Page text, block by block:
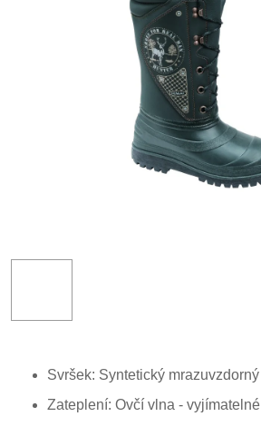
Svršek: Syntetický mrazuvzdorný
Zateplení: Ovčí vlna - vyjímatelné